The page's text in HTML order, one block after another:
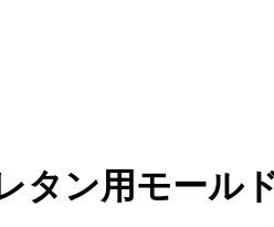
タン用モール